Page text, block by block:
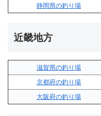
静岡県の釣り場
近畿地方
滋賀県の釣り場
京都府の釣り場
大阪府の釣り場